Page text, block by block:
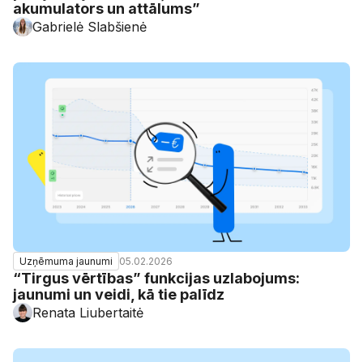
akumulators un attālums”
Gabrielė Slabšienė
Uzņēmuma jaunumi 05.02.2026
“Tirgus vērtības” funkcijas uzlabojums:
jaunumi un veidi, kā tie palīdz
Renata Liubertaitė